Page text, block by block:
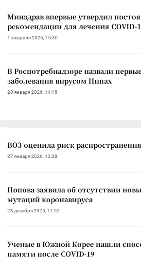
Минздрав впервые утвердил
рекомендации для лечения COVID-
1 февраля 2026, 16:30
В Роспотребнадзоре назвали
заболевания вирусом Нипах
28 января 2026, 14:15
ВОЗ оценила риск
27 января 2026, 13:38
Попова заявила об отсутствии
мутаций коронавируса
23 декабря 2025, 11:52
Ученые в Южной Корее нашли
памяти после COVID-19